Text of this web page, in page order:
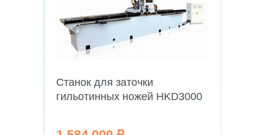
Станок для заточки
гильотинных ножей HKD3000